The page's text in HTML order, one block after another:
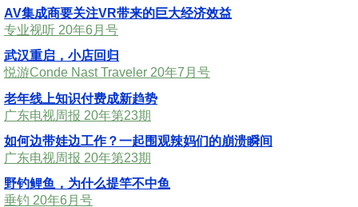
AV集成商要关注VR带来的巨大经济效益
专业视听 20年6月号
武汉重启，小店回归
悦游Conde Nast Traveler 20年7月号
老年线上知识付费成新趋势
广东电视周报 20年第23期
如何边带娃边工作？一起围观辣妈们的崩溃瞬间
广东电视周报 20年第23期
野钓鲤鱼，为什么提竿不中鱼
垂钓 20年6月号